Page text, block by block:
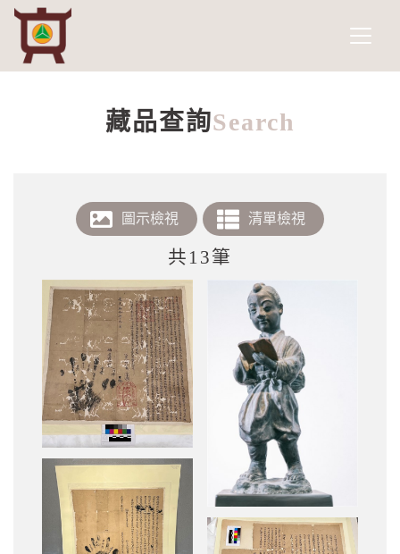
南投縣政府文化局
網頁導覽
藏品查詢
藏品查詢Search
共13筆